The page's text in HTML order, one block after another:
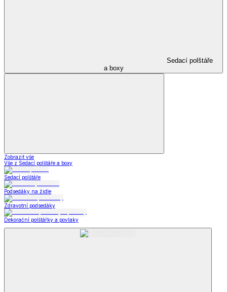
Sedací polštáře
a boxy
Zobrazit vše
Vše z Sedací polštáře a boxy
Sedací polštáře
Podsedáky na židle
Zdravotní podsedáky
Dekorační polštářky a povlaky